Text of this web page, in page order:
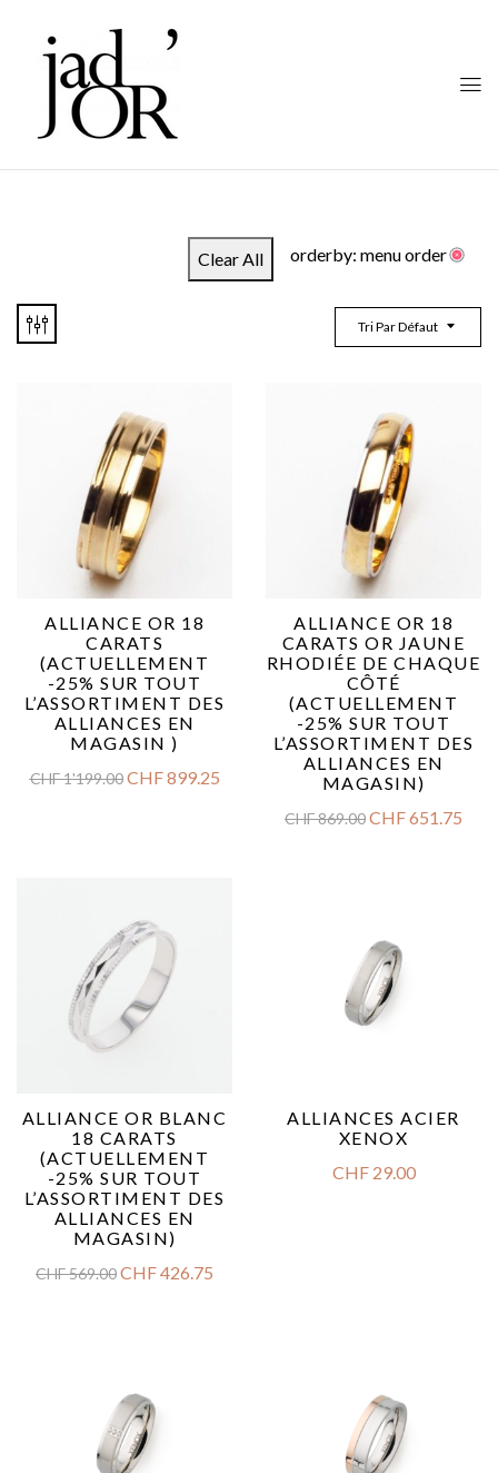
Clear All orderby: menu order
Tri Par Défaut
ALLIANCE OR 18
CARATS
(ACTUELLEMENT
-25% SUR TOUT
L’ASSORTIMENT DES
ALLIANCES EN
MAGASIN )
CHF1'199.00 CHF899.25
ALLIANCE OR 18
CARATS OR JAUNE
RHODIÉE DE CHAQUE
CÔTÉ
(ACTUELLEMENT
-25% SUR TOUT
L’ASSORTIMENT DES
ALLIANCES EN
MAGASIN)
CHF869.00CHF651.75
ALLIANCE OR BLANC
18 CARATS
(ACTUELLEMENT
-25% SUR TOUT
L’ASSORTIMENT DES
ALLIANCES EN
MAGASIN)
CHF569.00CHF426.75
ALLIANCES ACIER
XENOX
CHF29.00